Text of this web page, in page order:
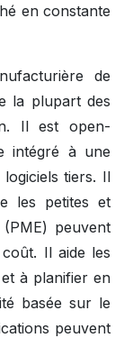
en constante
de
la plupart des
Il est open-
intégré à une
tiers. Il
les petites et
peuvent
Il aide les
à planifier en
basée sur le
peuvent